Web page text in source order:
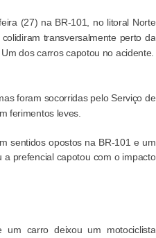
(27) na BR-101, no litoral Norte
transversalmente perto da
dos carros capotou no acidente.
foram socorridas pelo Serviço de
ferimentos leves.
sentidos opostos na BR-101 e um
prefencial capotou com o impacto
um carro deixou um motociclista